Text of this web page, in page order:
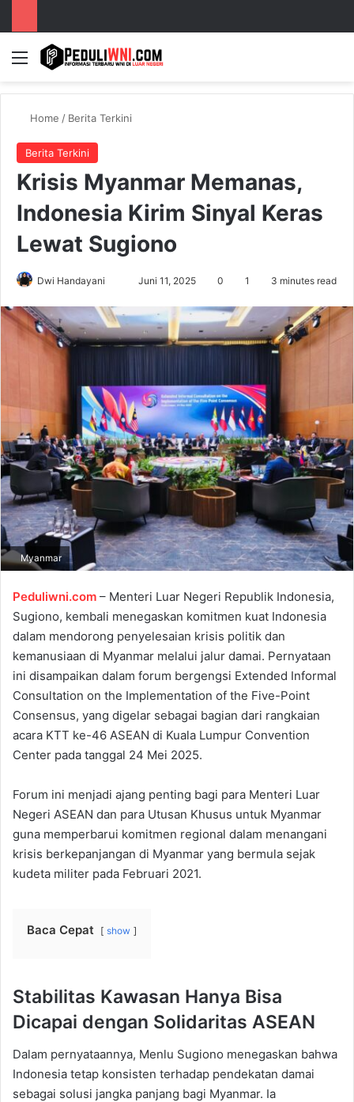
Menu
Home / Berita Terkini
Berita Terkini
Krisis Myanmar Memanas,
Indonesia Kirim Sinyal Keras
Lewat Sugiono
Dwi Handayani
n
d
e
m
a
i
l
Juni 11, 2025 0 1 3 minutes read
Myanmar
Peduliwni.com – Menteri Luar Negeri Republik Indonesia,
Sugiono, kembali menegaskan komitmen kuat Indonesia
dalam mendorong penyelesaian krisis politik dan
kemanusiaan di Myanmar melalui jalur damai. Pernyataan
ini disampaikan dalam forum bergengsi Extended Informal
Consultation on the Implementation of the Five-Point
Consensus, yang digelar sebagai bagian dari rangkaian
acara KTT ke-46 ASEAN di Kuala Lumpur Convention
Center pada tanggal 24 Mei 2025.
Forum ini menjadi ajang penting bagi para Menteri Luar
Negeri ASEAN dan para Utusan Khusus untuk Myanmar
guna memperbarui komitmen regional dalam menangani
krisis berkepanjangan di Myanmar yang bermula sejak
kudeta militer pada Februari 2021.
Baca Cepat show
Stabilitas Kawasan Hanya Bisa
Dicapai dengan Solidaritas ASEAN
Dalam pernyataannya, Menlu Sugiono menegaskan bahwa
Indonesia tetap konsisten terhadap pendekatan damai
sebagai solusi jangka panjang bagi Myanmar. Ia